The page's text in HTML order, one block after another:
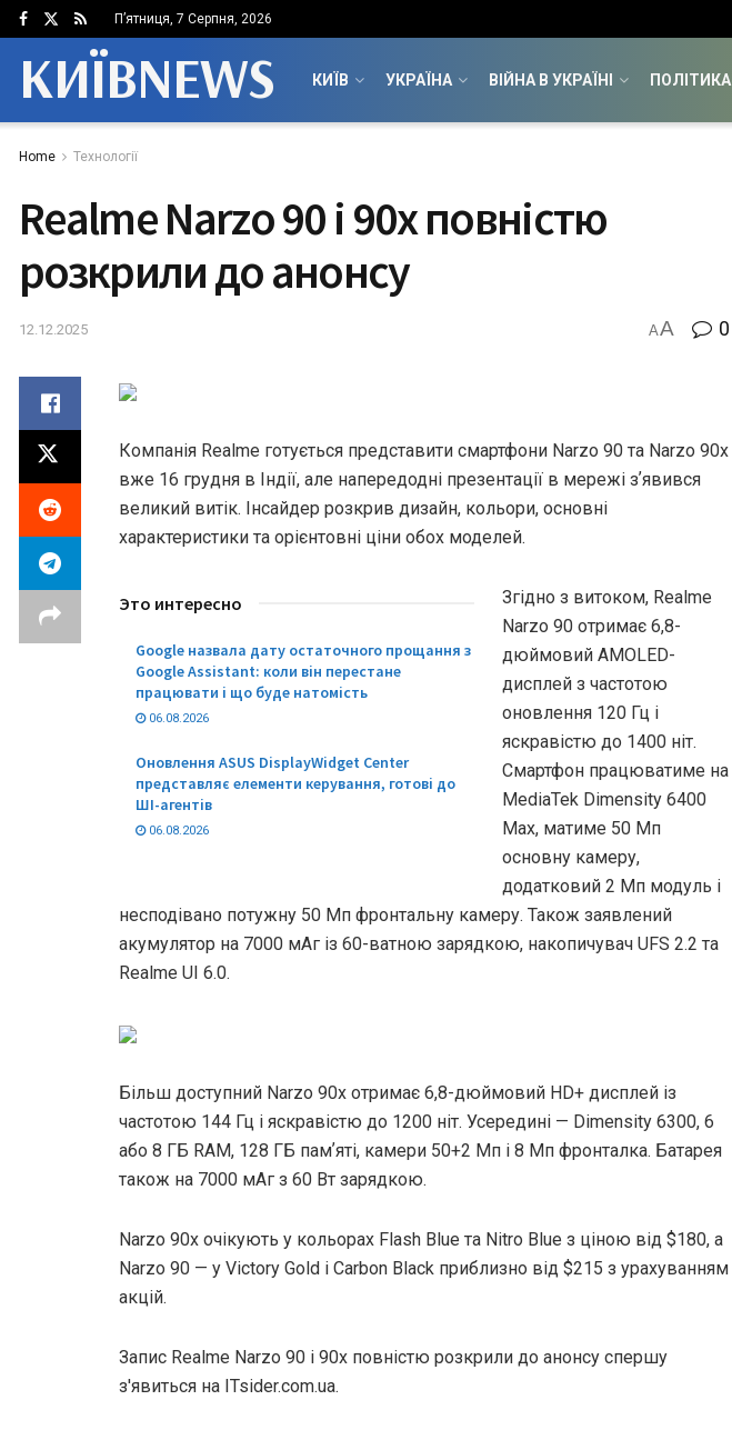
П’ятниця, 7 Серпня, 2026
КИЇВNEWS КИЇВ УКРАЇНА ВІЙНА В УКРАЇНІ ПОЛІТИКА
Home Технології
Realme Narzo 90 і 90x повністю
розкрили до анонсу
12.12.2025 AA 0
Компанія Realme готується представити смартфони Narzo 90 та Narzo 90x
вже 16 грудня в Індії, але напередодні презентації в мережі зʼявився
великий витік. Інсайдер розкрив дизайн, кольори, основні
характеристики та орієнтовні ціни обох моделей.
Это интересно
Google назвала дату остаточного прощання з
Google Assistant: коли він перестане
працювати і що буде натомість
06.08.2026
Оновлення ASUS DisplayWidget Center
представляє елементи керування, готові до
ШІ-агентів
06.08.2026
Згідно з витоком, Realme
Narzo 90 отримає 6,8-
дюймовий AMOLED-
дисплей з частотою
оновлення 120 Гц і
яскравістю до 1400 ніт.
Смартфон працюватиме на
MediaTek Dimensity 6400
Max, матиме 50 Мп
основну камеру,
додатковий 2 Мп модуль і
несподівано потужну 50 Мп фронтальну камеру. Також заявлений
акумулятор на 7000 мАг із 60-ватною зарядкою, накопичувач UFS 2.2 та
Realme UI 6.0.
Більш доступний Narzo 90x отримає 6,8-дюймовий HD+ дисплей із
частотою 144 Гц і яскравістю до 1200 ніт. Усередині — Dimensity 6300, 6
або 8 ГБ RAM, 128 ГБ памʼяті, камери 50+2 Мп і 8 Мп фронталка. Батарея
також на 7000 мАг з 60 Вт зарядкою.
Narzo 90x очікують у кольорах Flash Blue та Nitro Blue з ціною від $180, а
Narzo 90 — у Victory Gold і Carbon Black приблизно від $215 з урахуванням
акцій.
Запис Realme Narzo 90 і 90x повністю розкрили до анонсу спершу
з'явиться на ITsider.com.ua.